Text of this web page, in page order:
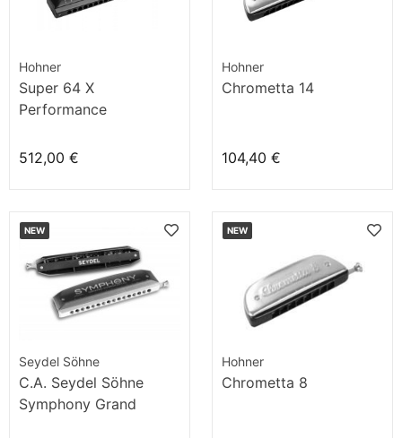
Hohner
Super 64 X
Performance
512,00 €
Hohner
Chrometta 14
104,40 €
NEW
Seydel Söhne
C.A. Seydel Söhne
Symphony Grand
NEW
Hohner
Chrometta 8